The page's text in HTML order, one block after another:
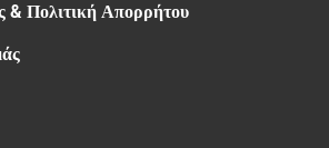
& Πολιτική Απορρήτου